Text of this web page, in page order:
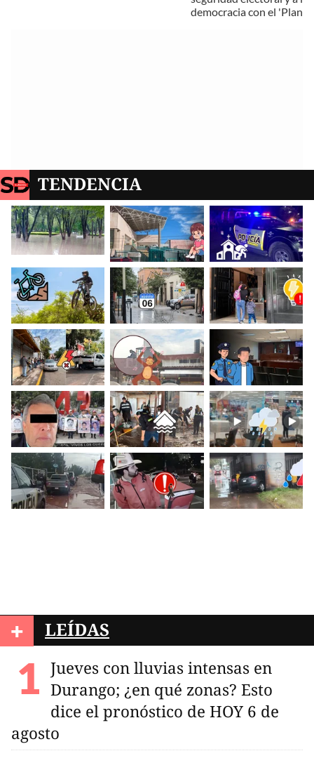
democracia con el 'Plan B'
TENDENCIA
+ LEÍDAS
Jueves con lluvias intensas en
Durango; ¿en qué zonas? Esto
dice el pronóstico de HOY 6 de
agosto